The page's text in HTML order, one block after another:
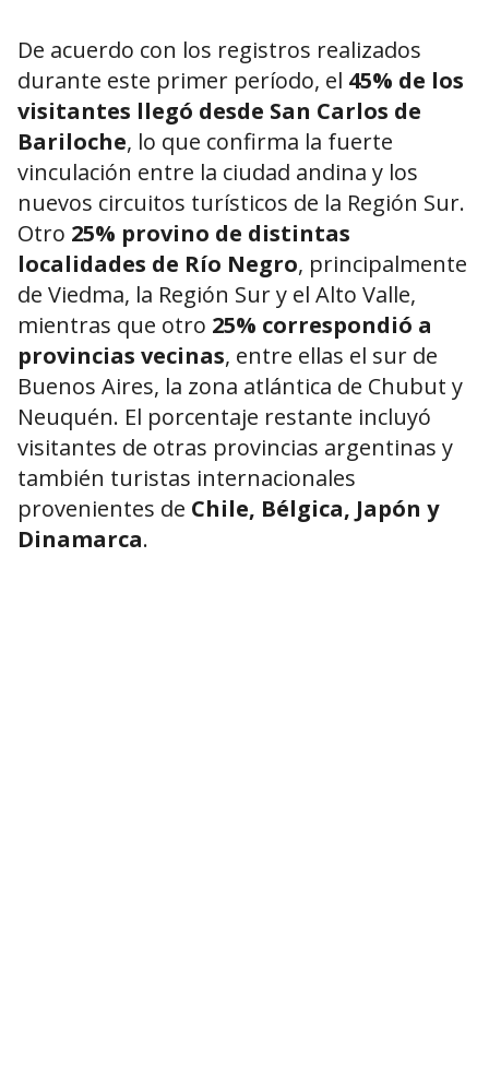
De acuerdo con los registros realizados
durante este primer período, el 45% de los
visitantes llegó desde San Carlos de
Bariloche, lo que confirma la fuerte
vinculación entre la ciudad andina y los
nuevos circuitos turísticos de la Región Sur.
Otro 25% provino de distintas
localidades de Río Negro, principalmente
de Viedma, la Región Sur y el Alto Valle,
mientras que otro 25% correspondió a
provincias vecinas, entre ellas el sur de
Buenos Aires, la zona atlántica de Chubut y
Neuquén. El porcentaje restante incluyó
visitantes de otras provincias argentinas y
también turistas internacionales
provenientes de Chile, Bélgica, Japón y
Dinamarca.